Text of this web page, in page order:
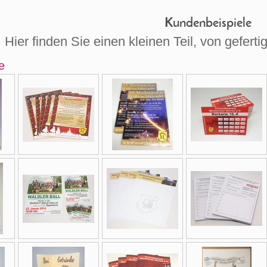
Kundenbeispiele
Hier finden Sie einen kleinen Teil, von